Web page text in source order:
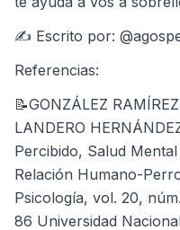
✍ Escrito por:
Referencias:
📝GONZÁLEZ
LANDERO
Percibido, Salud
Relación Humano-
Psicología, vol. 20,
86 Universidad